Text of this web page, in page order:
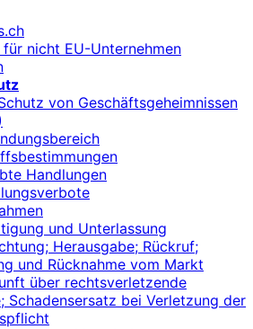
für nicht EU-Unternehmen
von Geschäftsgeheimnissen
Handlungen
und Unterlassung
Herausgabe; Rückruf;
und Rücknahme vom Markt
über rechtsverletzende
Schadensersatz bei Verletzung der